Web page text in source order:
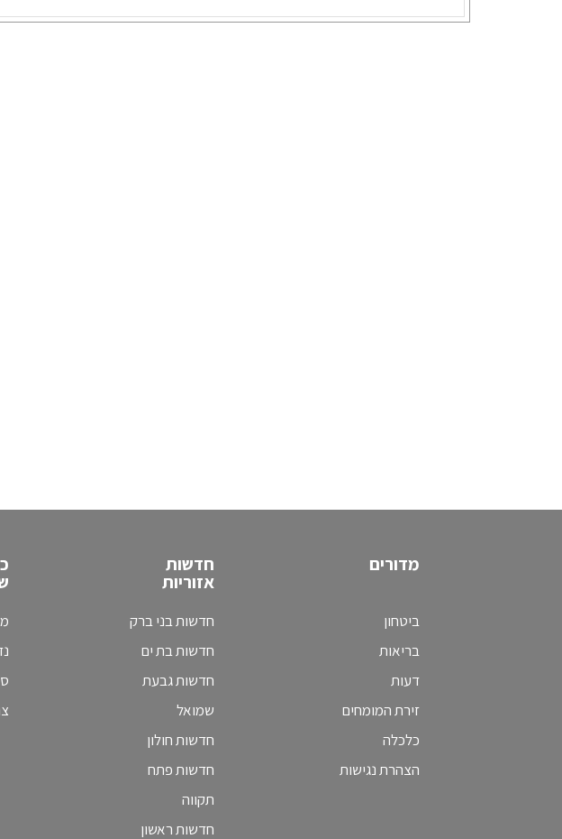
מדורים
ביטחון
בריאות
דעות
זירת המומחים
כלכלה
הצהרת נגישות
חדשות
אזוריות
חדשות בני ברק
חדשות בת ים
חדשות גבעת
שמואל
חדשות חולון
חדשות פתח
תקווה
חדשות ראשון